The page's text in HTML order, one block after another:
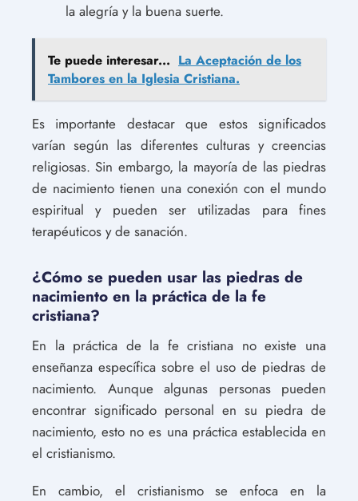
la alegría y la buena suerte.
Te puede interesar... La Aceptación de los
Tambores en la Iglesia Cristiana.
Es importante destacar que estos significados
varían según las diferentes culturas y creencias
religiosas. Sin embargo, la mayoría de las piedras
de nacimiento tienen una conexión con el mundo
espiritual y pueden ser utilizadas para fines
terapéuticos y de sanación.
¿Cómo se pueden usar las piedras de
nacimiento en la práctica de la fe
cristiana?
En la práctica de la fe cristiana no existe una
enseñanza específica sobre el uso de piedras de
nacimiento. Aunque algunas personas pueden
encontrar significado personal en su piedra de
nacimiento, esto no es una práctica establecida en
el cristianismo.
En cambio, el cristianismo se enfoca en la